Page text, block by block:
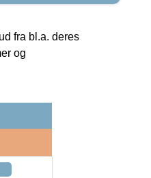
fra bl.a. deres
og